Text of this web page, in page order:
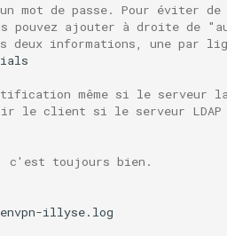
mot de passe. Pour éviter
pouvez ajouter à droite de
deux informations, une par
même si le serveur
le client si le serveur LDAP
c'est toujours bien.
illyse.log